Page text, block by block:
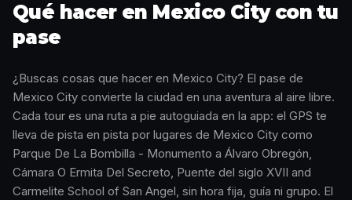
Qué hacer en Mexico City con tu
pase
¿Buscas cosas que hacer en Mexico City? El pase de
Mexico City convierte la ciudad en una aventura al aire libre.
Cada tour es una ruta a pie autoguiada en la app: el GPS te
lleva de pista en pista por lugares de Mexico City como
Parque De La Bombilla - Monumento a Álvaro Obregón,
Cámara O Ermita Del Secreto, Puente del siglo XVII and
Carmelite School of San Angel, sin hora fija, guía ni grupo. El